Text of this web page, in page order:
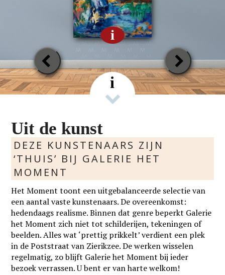
i
Previous
Slide
Next
Slide
i
Uit de kunst
DEZE KUNSTENAARS ZIJN
‘THUIS’ BIJ GALERIE HET
MOMENT
Het Moment toont een uitgebalanceerde selectie van
een aantal vaste kunstenaars. De overeenkomst:
hedendaags realisme. Binnen dat genre beperkt Galerie
het Moment zich niet tot schilderijen, tekeningen of
beelden. Alles wat ‘prettig prikkelt’ verdient een plek
in de Poststraat van Zierikzee. De werken wisselen
regelmatig, zo blijft Galerie het Moment bij ieder
bezoek verrassen. U bent er van harte welkom!